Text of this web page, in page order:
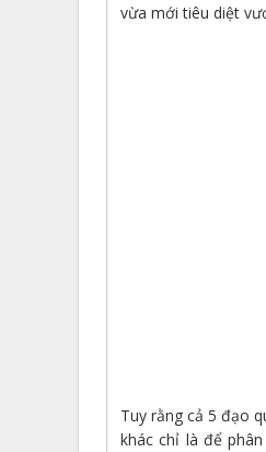
vừa mới tiêu diệt
Tuy rằng cả 5 đạo
khác chỉ là để